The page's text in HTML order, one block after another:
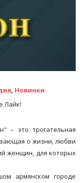
, Новинки
Лайк!
– это трогательная
о жизни, любви
женщин, для которых
армянском городе